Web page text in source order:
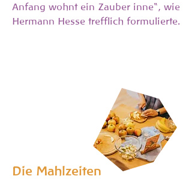
Anfang wohnt ein Zauber inne“, wie
Hermann Hesse trefflich formulierte.
Die Mahlzeiten